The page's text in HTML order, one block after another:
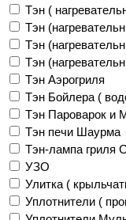
Тэн (
Тэн
Тэн
Тэн
Тэн Аэрогриля
Тэн Бойлера (
Тэн Пароварок и
Тэн печи Шаурма
Тэн-лампа гриля
УЗО
Улитка (
Уплотнители (